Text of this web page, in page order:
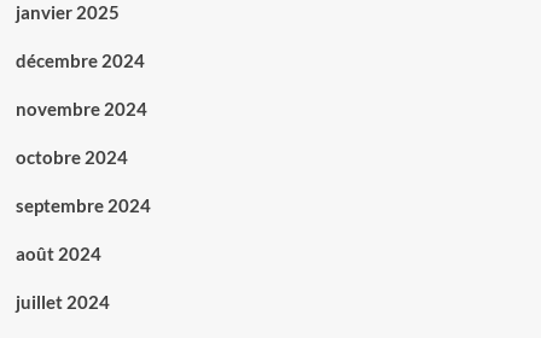
janvier 2025
décembre 2024
novembre 2024
octobre 2024
septembre 2024
août 2024
juillet 2024